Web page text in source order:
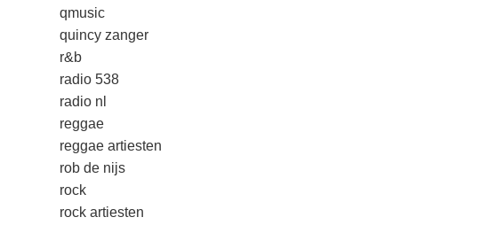
qmusic
quincy zanger
r&b
radio 538
radio nl
reggae
reggae artiesten
rob de nijs
rock
rock artiesten